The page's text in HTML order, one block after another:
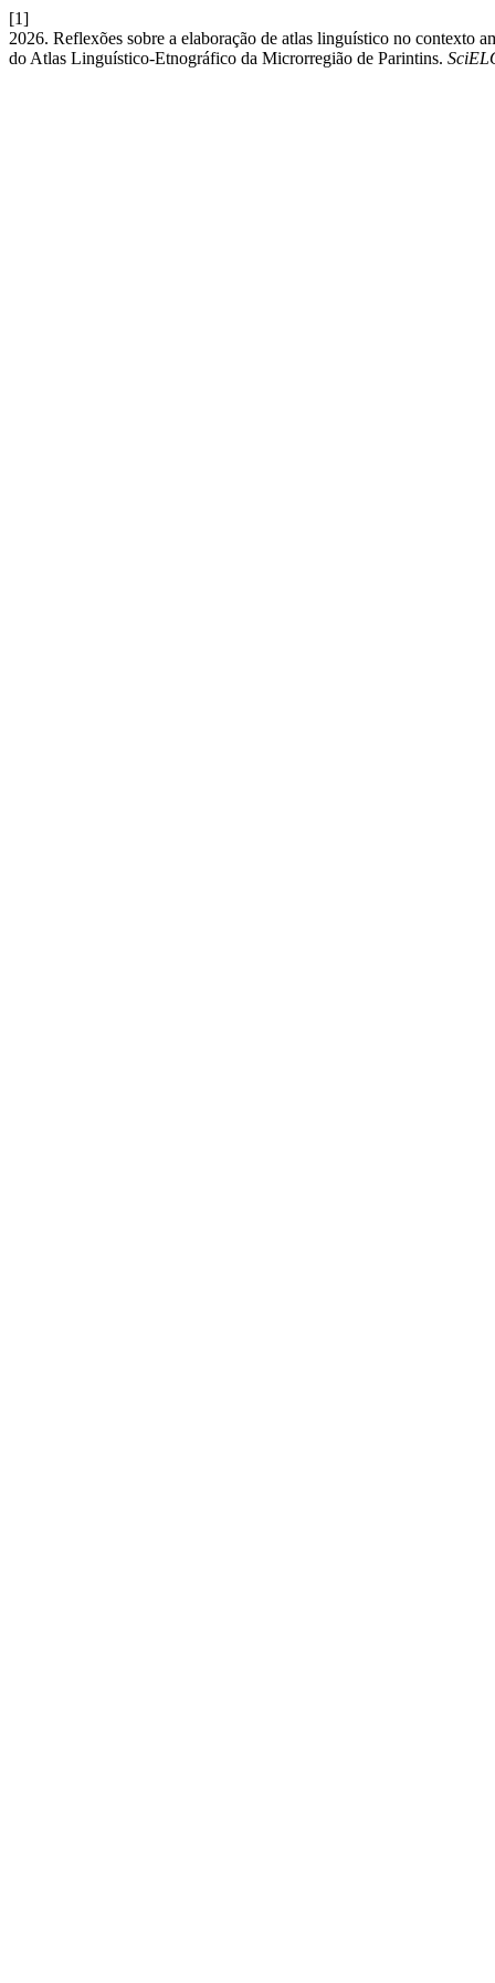
[1]
2026. Reflexões sobre a elaboração de atlas linguístico no contexto
do Atlas Linguístico-Etnográfico da Microrregião de Parintins.